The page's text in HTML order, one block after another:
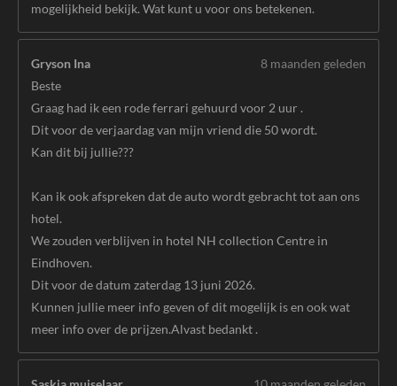
mogelijkheid bekijk. Wat kunt u voor ons betekenen.
Gryson Ina
8 maanden geleden
Beste
Graag had ik een rode ferrari gehuurd voor 2 uur .
Dit voor de verjaardag van mijn vriend die 50 wordt.
Kan dit bij jullie???
Kan ik ook afspreken dat de auto wordt gebracht tot aan ons
hotel.
We zouden verblijven in hotel NH collection Centre in
Eindhoven.
Dit voor de datum zaterdag 13 juni 2026.
Kunnen jullie meer info geven of dit mogelijk is en ook wat
meer info over de prijzen.Alvast bedankt .